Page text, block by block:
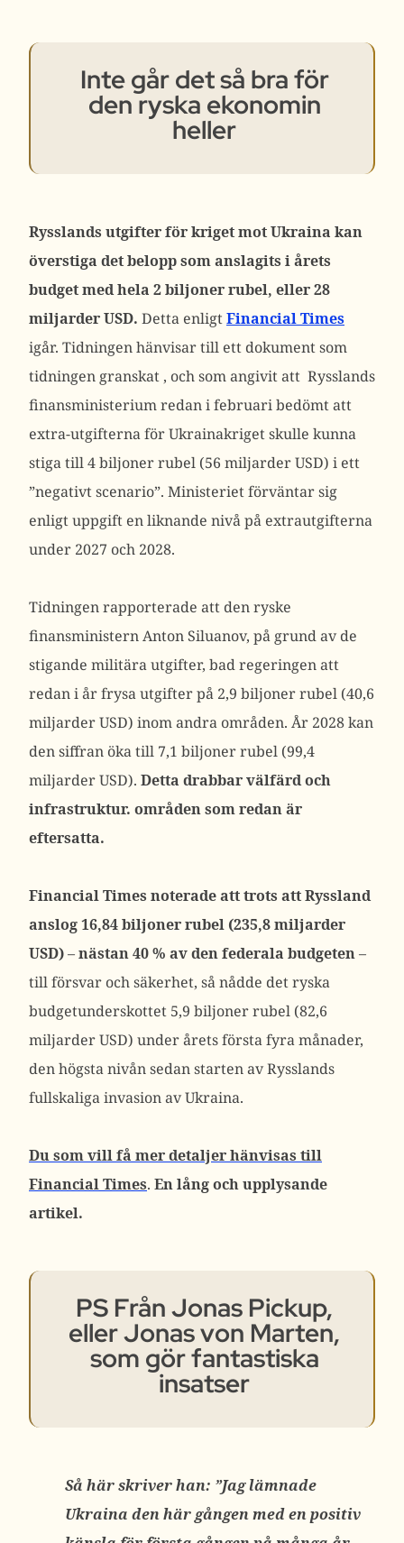
Inte går det så bra för
den ryska ekonomin
heller
Rysslands utgifter för kriget mot Ukraina kan
överstiga det belopp som anslagits i årets
budget med hela 2 biljoner rubel, eller 28
miljarder USD. Detta enligtFinancial Times
igår. Tidningenhänvisar till ett dokument som
tidningen granskat , och som angivit att Rysslands
finansministerium redan i februari bedömt att
extra-utgifterna för Ukrainakriget skulle kunna
stiga till 4 biljoner rubel (56 miljarder USD) i ett
”negativt scenario”. Ministeriet förväntar sig
enligt uppgift en liknande nivå på extrautgifterna
under 2027 och 2028.
Tidningen rapporterade att den ryske
finansministern Anton Siluanov, på grund av de
stigande militära utgifter, bad regeringen att
redan i år frysa utgifter på 2,9 biljoner rubel (40,6
miljarder USD) inom andra områden. År 2028 kan
den siffran öka till 7,1 biljoner rubel (99,4
miljarder USD). Detta drabbar välfärd och
infrastruktur. områden som redan är
eftersatta.
Financial Times noterade att trots att Ryssland
anslog 16,84 biljoner rubel (235,8 miljarder
USD)–nästan 40 % av den federala budgeten–
till försvar och säkerhet, så nådde det ryska
budgetunderskottet 5,9 biljoner rubel (82,6
miljarder USD) under årets första fyra månader,
den högsta nivån sedan starten av Rysslands
fullskaliga invasion av Ukraina.
Du som vill få mer detaljer hänvisas till
Financial Times. En lång och upplysande
artikel.
PS Från Jonas Pickup,
eller Jonas von Marten,
som gör fantastiska
insatser
Så här skriver han: ”Jag lämnade
Ukraina den här gången med en positiv